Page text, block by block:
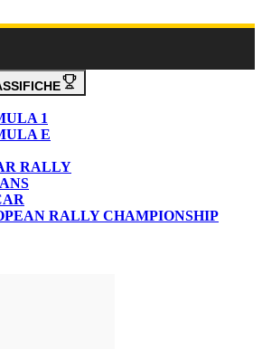
1
E
RALLY
RALLY CHAMPIONSHIP